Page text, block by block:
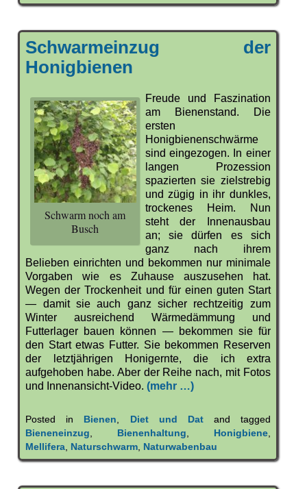
Schwarmeinzug der
Honigbienen
Schwarm noch am
Busch
Freude und Faszination
am Bienenstand. Die
ersten
Honigbienenschwärme
sind eingezogen. In einer
langen Prozession
spazierten sie zielstrebig
und zügig in ihr dunkles,
trockenes Heim. Nun
steht der Innenausbau
an; sie dürfen es sich
ganz nach ihrem
Belieben einrichten und bekommen nur minimale
Vorgaben wie es Zuhause auszusehen hat.
Wegen der Trockenheit und für einen guten Start
— damit sie auch ganz sicher rechtzeitig zum
Winter ausreichend Wärmedämmung und
Futterlager bauen können — bekommen sie für
den Start etwas Futter. Sie bekommen Reserven
der letztjährigen Honigernte, die ich extra
aufgehoben habe. Aber der Reihe nach, mit Fotos
und Innenansicht-Video.(mehr …)
Posted in Bienen Diet und Datand tagged
Bieneneinzug
Bienenhaltung Honigbiene,
Mellifera Naturschwarm Naturwabenbau